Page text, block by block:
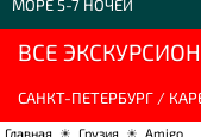
МОРЕ 5-7 НОЧЕЙ
ВСЕ
САНКТ-ПЕТЕРБУРГ /
Главная ☀ Грузия ☀ Amigo